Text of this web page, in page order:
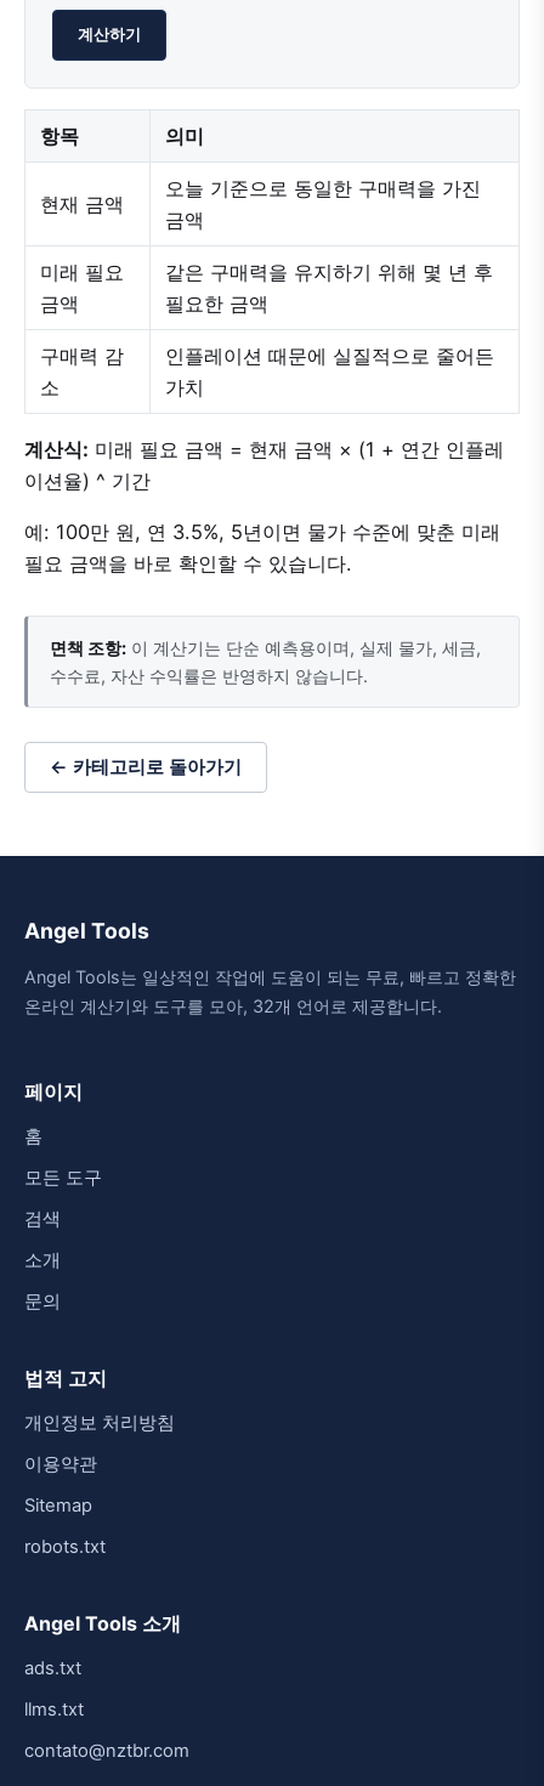
계산하기
항목 의미
현재 금액
오늘 기준으로 동일한 구매력을 가진
금액
미래 필요
금액
같은 구매력을 유지하기 위해 몇 년 후
필요한 금액
구매력 감
소
인플레이션 때문에 실질적으로 줄어든
가치
계산식: 미래 필요 금액 = 현재 금액 × (1 + 연간 인플레
이션율) ^ 기간
예: 100만 원, 연 3.5%, 5년이면 물가 수준에 맞춘 미래
필요 금액을 바로 확인할 수 있습니다.
면책 조항: 이 계산기는 단순 예측용이며, 실제 물가, 세금,
수수료, 자산 수익률은 반영하지 않습니다.
← 카테고리로 돌아가기
Angel Tools
Angel Tools는 일상적인 작업에 도움이 되는 무료, 빠르고 정확한
온라인 계산기와 도구를 모아, 32개 언어로 제공합니다.
페이지
홈
모든 도구
검색
소개
문의
법적 고지
개인정보 처리방침
이용약관
Sitemap
robots.txt
Angel Tools 소개
ads.txt
llms.txt
contato@nztbr.com